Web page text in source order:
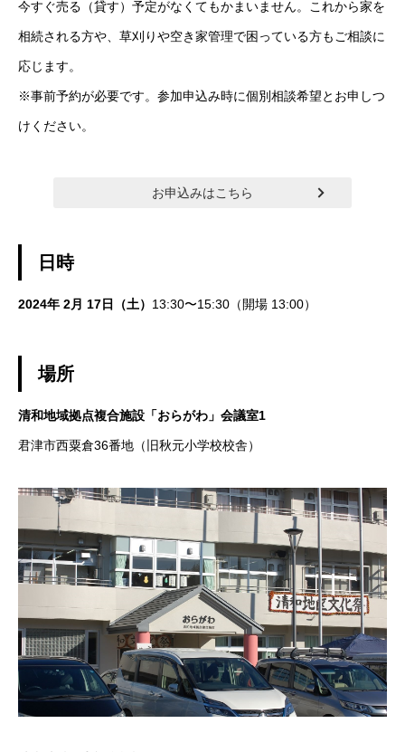
今すぐ売る（貸す）予定がなくてもかまいません。これから家を
相続される方や、草刈りや空き家管理で困っている方もご相談に
応じます。
※事前予約が必要です。参加申込み時に個別相談希望とお申しつ
けください。
お申込みはこちら
日時
2024年 2月 17日（土） 13:30〜15:30（開場 13:00）
場所
清和地域拠点複合施設「おらがわ」会議室1
君津市西粟倉36番地（旧秋元小学校校舎）